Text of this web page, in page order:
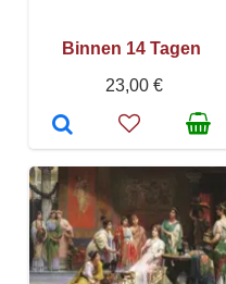
Binnen 14 Tagen
23,00 €